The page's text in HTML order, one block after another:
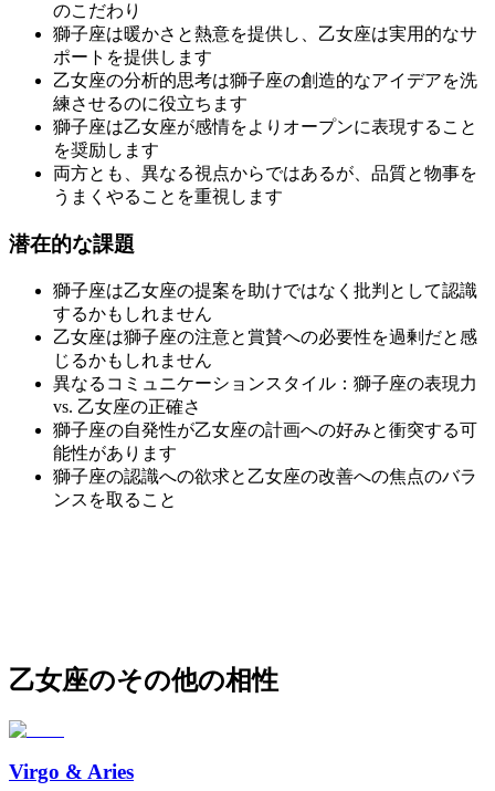
のこだわり
獅子座は暖かさと熱意を提供し、乙女座は実用的なサ
ポートを提供します
乙女座の分析的思考は獅子座の創造的なアイデアを洗
練させるのに役立ちます
獅子座は乙女座が感情をよりオープンに表現すること
を奨励します
両方とも、異なる視点からではあるが、品質と物事を
うまくやることを重視します
潜在的な課題
獅子座は乙女座の提案を助けではなく批判として認識
するかもしれません
乙女座は獅子座の注意と賞賛への必要性を過剰だと感
じるかもしれません
異なるコミュニケーションスタイル：獅子座の表現力
vs. 乙女座の正確さ
獅子座の自発性が乙女座の計画への好みと衝突する可
能性があります
獅子座の認識への欲求と乙女座の改善への焦点のバラ
ンスを取ること
乙女座のその他の相性
Virgo & Aries